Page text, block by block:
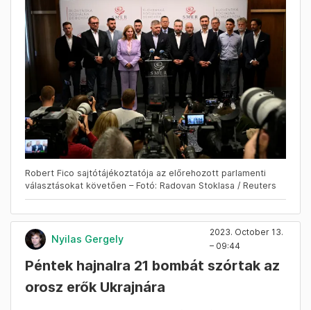
Robert Fico sajtótájékoztatója az előrehozott parlamenti
választásokat követően – Fotó: Radovan Stoklasa / Reuters
Nyilas Gergely
2023. October 13.
– 09:44
Péntek hajnalra 21 bombát szórtak az
orosz erők Ukrajnára